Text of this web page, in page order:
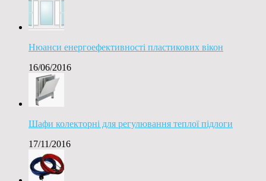
Нюанси енергоефективності пластикових вікон
16/06/2016
Шафи колекторні для регулювання теплої підлоги
17/11/2016